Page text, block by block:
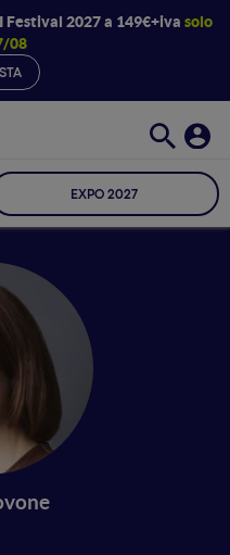
Festival 2027 a 149€+iva solo
08
EXPO 2027